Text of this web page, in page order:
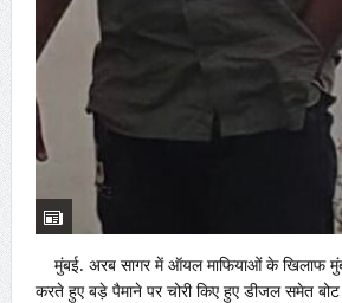
मुंबई. अरब सागर में ऑयल माफियाओं के खिलाफ
करते हुए बड़े पैमाने पर चोरी किए हुए डीजल समेत